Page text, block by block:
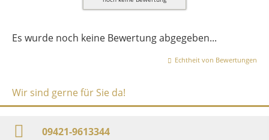
Es wurde noch keine Bewertung abgegeben...
Echtheit von Bewertungen
Wir sind gerne für Sie da!
09421-9613344